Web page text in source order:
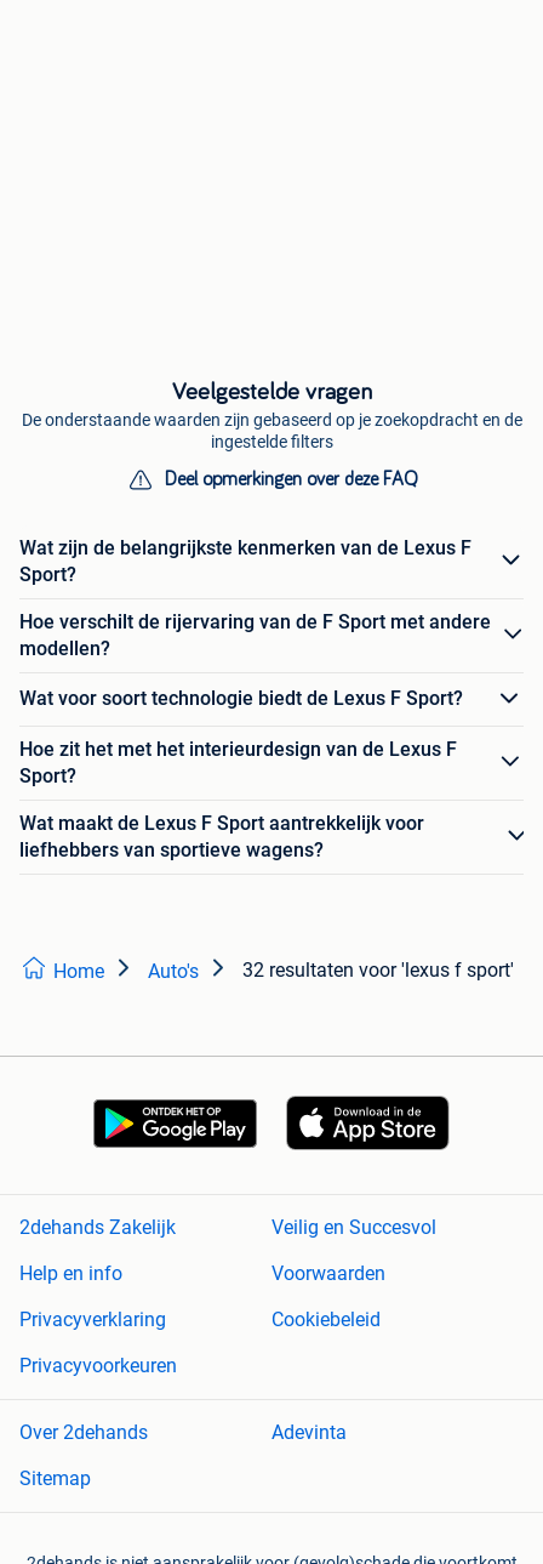
Veelgestelde vragen
De onderstaande waarden zijn gebaseerd op je zoekopdracht en de
ingestelde filters
Deel opmerkingen over deze FAQ
Wat zijn de belangrijkste kenmerken van de Lexus F
Sport?
Hoe verschilt de rijervaring van de F Sport met andere
modellen?
Wat voor soort technologie biedt de Lexus F Sport?
Hoe zit het met het interieurdesign van de Lexus F
Sport?
Wat maakt de Lexus F Sport aantrekkelijk voor
liefhebbers van sportieve wagens?
Home Auto's 32 resultaten voor 'lexus f sport'
2dehands Zakelijk
Veilig en Succesvol
Help en info
Voorwaarden
Privacyverklaring
Cookiebeleid
Privacyvoorkeuren
Over 2dehands
Adevinta
Sitemap